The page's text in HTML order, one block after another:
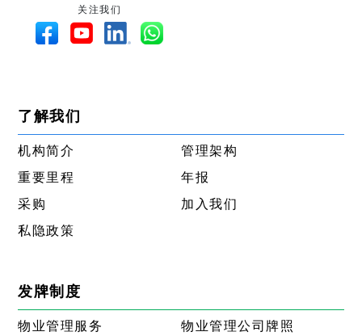
关注我们
了解我们
机构简介
管理架构
重要里程
年报
采购
加入我们
私隐政策
发牌制度
物业管理服务
物业管理公司牌照